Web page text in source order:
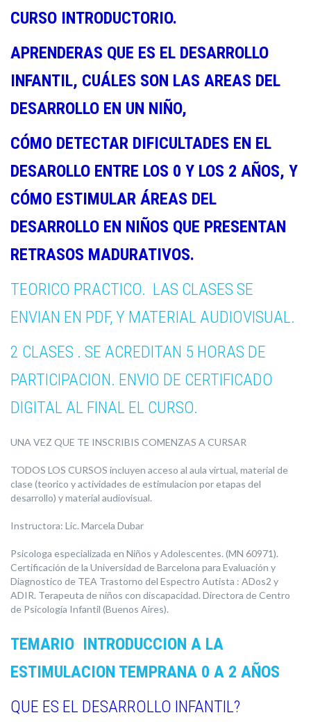
CURSO INTRODUCTORIO.
APRENDERAS QUE ES EL DESARROLLO
INFANTIL, CUÁLES SON LAS AREAS DEL
DESARROLLO EN UN NIÑO,
CÓMO DETECTAR DIFICULTADES EN EL
DESAROLLO ENTRE LOS 0 Y LOS 2 AÑOS, Y
CÓMO ESTIMULAR ÁREAS DEL
DESARROLLO EN NIÑOS QUE PRESENTAN
RETRASOS MADURATIVOS.
TEORICO PRACTICO. LAS CLASES SE
ENVIAN EN PDF, Y MATERIAL AUDIOVISUAL.
2 CLASES . SE ACREDITAN 5 HORAS DE
PARTICIPACION. ENVIO DE CERTIFICADO
DIGITAL AL FINAL EL CURSO.
UNA VEZ QUE TE INSCRIBIS COMENZAS A CURSAR
TODOS LOS CURSOS incluyen acceso al aula virtual, material de
clase (teorico y actividades de estimulacion por etapas del
desarrollo) y material audiovisual.
Instructora: Lic. Marcela Dubar
Psicologa especializada en Niños y Adolescentes. (MN 60971).
Certificación de la Universidad de Barcelona para Evaluación y
Diagnostico de TEA Trastorno del Espectro Autista : ADos2 y
ADIR. Terapeuta de niños con discapacidad. Directora de Centro
de Psicología Infantil (Buenos Aires).
TEMARIO INTRODUCCION A LA
ESTIMULACION TEMPRANA 0 A 2 AÑOS
QUE ES EL DESARROLLO INFANTIL?